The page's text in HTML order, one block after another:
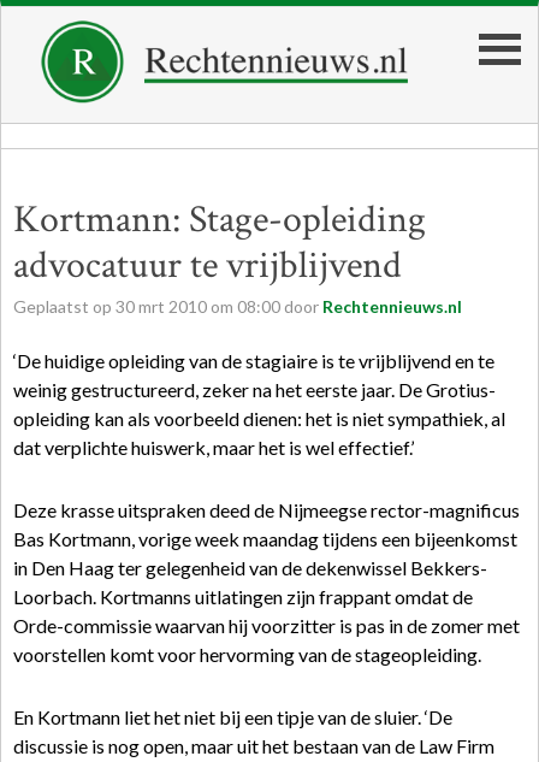
Kortmann: Stage-opleiding
advocatuur te vrijblijvend
Geplaatst op 30mrt 2010 om 08:00 door Rechtennieuws.nl
‘De huidige opleiding van de stagiaire is te vrijblijvend en te
weinig gestructureerd, zeker na het eerste jaar. De Grotius-
opleiding kan als voorbeeld dienen: het is niet sympathiek, al
dat verplichte huiswerk, maar het is wel effectief.’
Deze krasse uitspraken deed de Nijmeegse rector-magnificus
Bas Kortmann, vorige week maandag tijdens een bijeenkomst
in Den Haag ter gelegenheid van de dekenwissel Bekkers-
Loorbach. Kortmanns uitlatingen zijn frappant omdat de
Orde-commissie waarvan hij voorzitter is pas in de zomer met
voorstellen komt voor hervorming van de stageopleiding.
En Kortmann liet het niet bij een tipje van de sluier. ‘De
discussie is nog open, maar uit het bestaan van de Law Firm